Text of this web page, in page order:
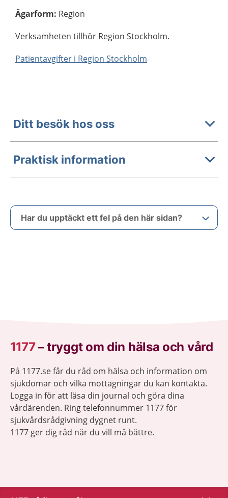
Ägarform: Region
Verksamheten tillhör Region Stockholm.
Patientavgifter i Region Stockholm
Ditt besök hos oss
Praktisk information
Har du upptäckt ett fel på den här sidan?
1177–tryggt om din hälsa och vård
På 1177.se får du råd om hälsa och information om
sjukdomar och vilka mottagningar du kan kontakta.
Logga in för att läsa din journal och göra dina
vårdärenden. Ring telefonnummer 1177 för
sjukvårdsrådgivning dygnet runt.
1177 ger dig råd när du vill må bättre.